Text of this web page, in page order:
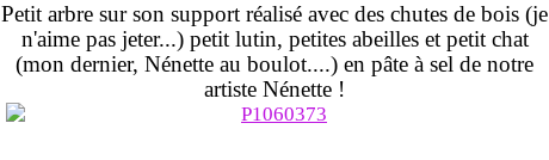
Petit arbre sur son support réalisé avec des chutes de bois (je
n'aime pas jeter...) petit lutin, petites abeilles et petit chat
(mon dernier, Nénette au boulot....) en pâte à sel de notre
artiste Nénette !